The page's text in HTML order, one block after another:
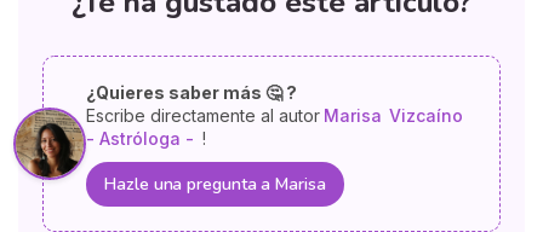
¿Quieres saber más 🤔 ?
Escribe directamente al autor Marisa Vizcaíno
- Astróloga - !
Hazle una pregunta a Marisa